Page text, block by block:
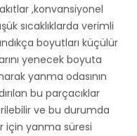
,konvansiyonel
sıcaklıklarda verimli
boyutları küçülür
yenecek boyuta
yanma odasının
bu parçacıklar
ve bu durumda
için yanma süresi